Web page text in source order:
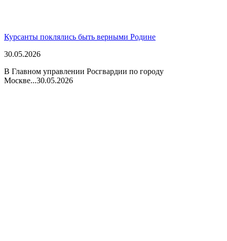
Курсанты поклялись быть верными Родине
30.05.2026
В Главном управлении Росгвардии по городу
Москве...30.05.2026